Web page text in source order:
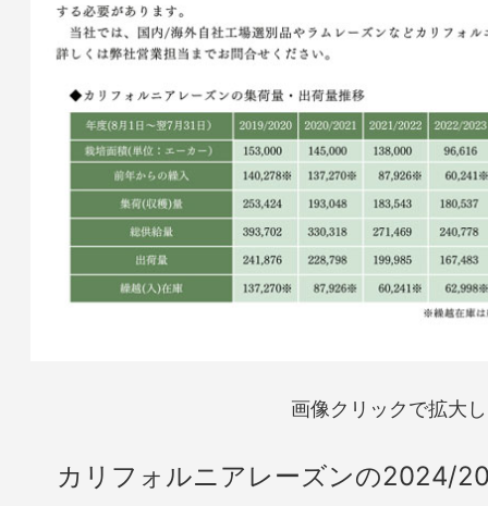
画像クリックで拡大
カリフォルニアレーズンの2024/